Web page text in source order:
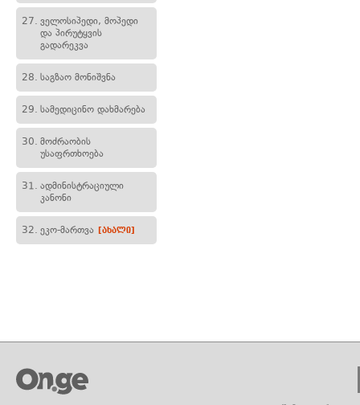
27. ველოსიპედი, მოპედი
და პირუტყვის
გადარეკვა
28. საგზაო მონიშვნა
29. სამედიცინო დახმარება
30. მოძრაობის
უსაფრთხოება
31. ადმინისტრაციული
კანონი
32. ეკო-მართვა [ახალი]